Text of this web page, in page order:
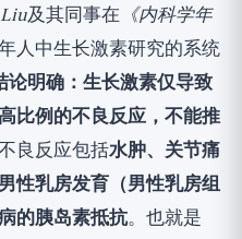
及其同事在 《内科学年
人中生长激素研究的系统
论明确：生长激素仅导致
比例的不良反应，不能推
良反应包括水肿、关节痛
性乳房发育（男性乳房组
的胰岛素抵抗。也就是